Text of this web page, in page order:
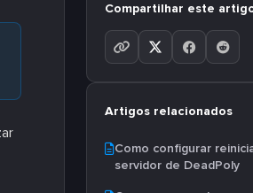
Compartilhar este
Artigos relacionados
Como configurar
servidor de DeadPoly